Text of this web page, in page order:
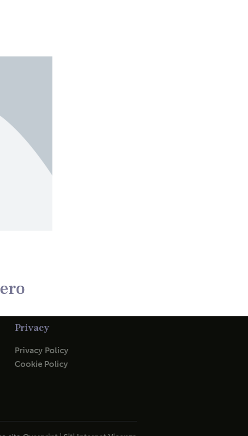
Privacy
Privacy Policy
Cookie Policy